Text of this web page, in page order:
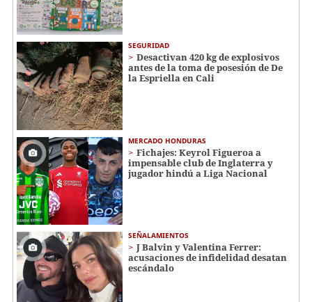
SEGURIDAD
Desactivan 420 kg de explosivos
antes de la toma de posesión de De
la Espriella en Cali
MERCADO HONDURAS
Fichajes: Keyrol Figueroa a
impensable club de Inglaterra y
jugador hindú a Liga Nacional
SEÑALAMIENTOS
J Balvin y Valentina Ferrer:
acusaciones de infidelidad desatan
escándalo